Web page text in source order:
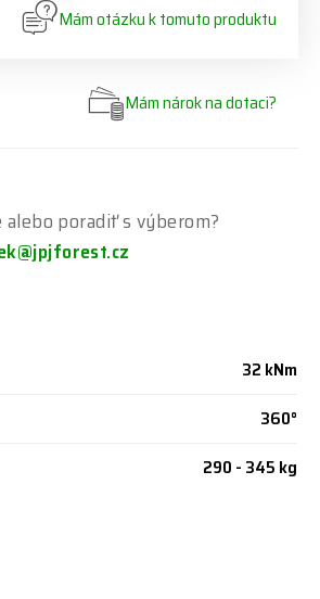
Mám otázku k tomuto produktu
Mám nárok na dotaci?
poradiť s výberom?
32 kNm
360°
290 - 345 kg